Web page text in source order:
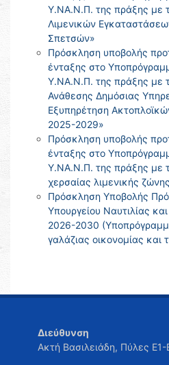
Υ.ΝΑ.Ν.Π. της πράξης με
Λιμενικών
Σπετσών»
Πρόσκληση υποβολής
ένταξης στο
Υ.ΝΑ.Ν.Π. της πράξης με
Ανάθεσης Δημόσιας
Εξυπηρέτηση
2025-2029»
Πρόσκληση υποβολής
ένταξης στο
Υ.ΝΑ.Ν.Π. της πράξης με
χερσαίας λιμενικής
Πρόσκληση Υποβολής
Υπουργείου Ναυτιλίας
2026-2030
γαλάζιας οικονομίας και
Διεύθυνση
Ακτή Βασιλειάδη, Πύλες